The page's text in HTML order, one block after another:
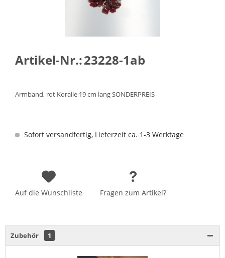
Artikel-Nr.:23228-1ab
Armband, rot Koralle 19 cm lang SONDERPREIS
Sofort versandfertig, Lieferzeit ca. 1-3 Werktage
Auf die Wunschliste Fragen zum Artikel?
Zubehör 1